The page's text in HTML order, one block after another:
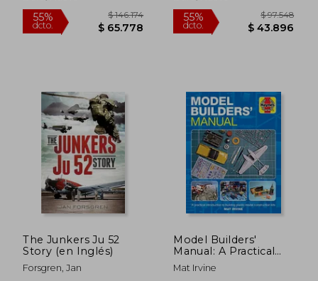
The Junkers Ju 52
Story (en Inglés)
Forsgren, Jan
Model Builders'
Manual: A Practical
Introduction to
Building Plastic Model
Mat Irvine